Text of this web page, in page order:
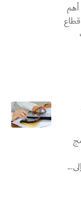
قطاع